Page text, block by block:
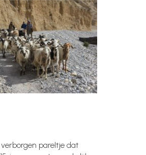
pareltje dat